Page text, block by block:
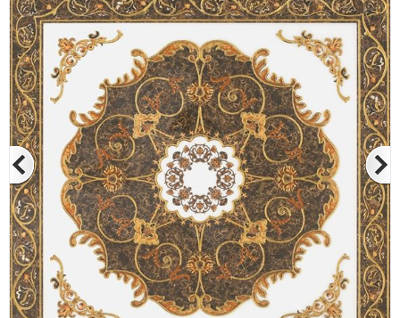
Betaş Cam Mozaik
Betaş Cam Mozik olarak tam zamanlı
meslektaşlar arıyoruz. Özgeçmişlerinizi
gönderdikten sonra tarafımıza bilgi
vermeniz faydalı olacaktır.